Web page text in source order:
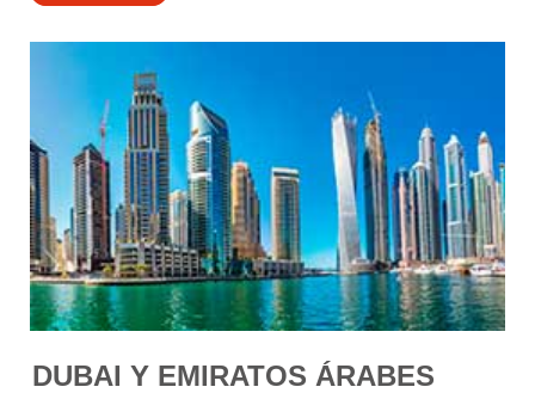
DUBAI Y EMIRATOS ÁRABES